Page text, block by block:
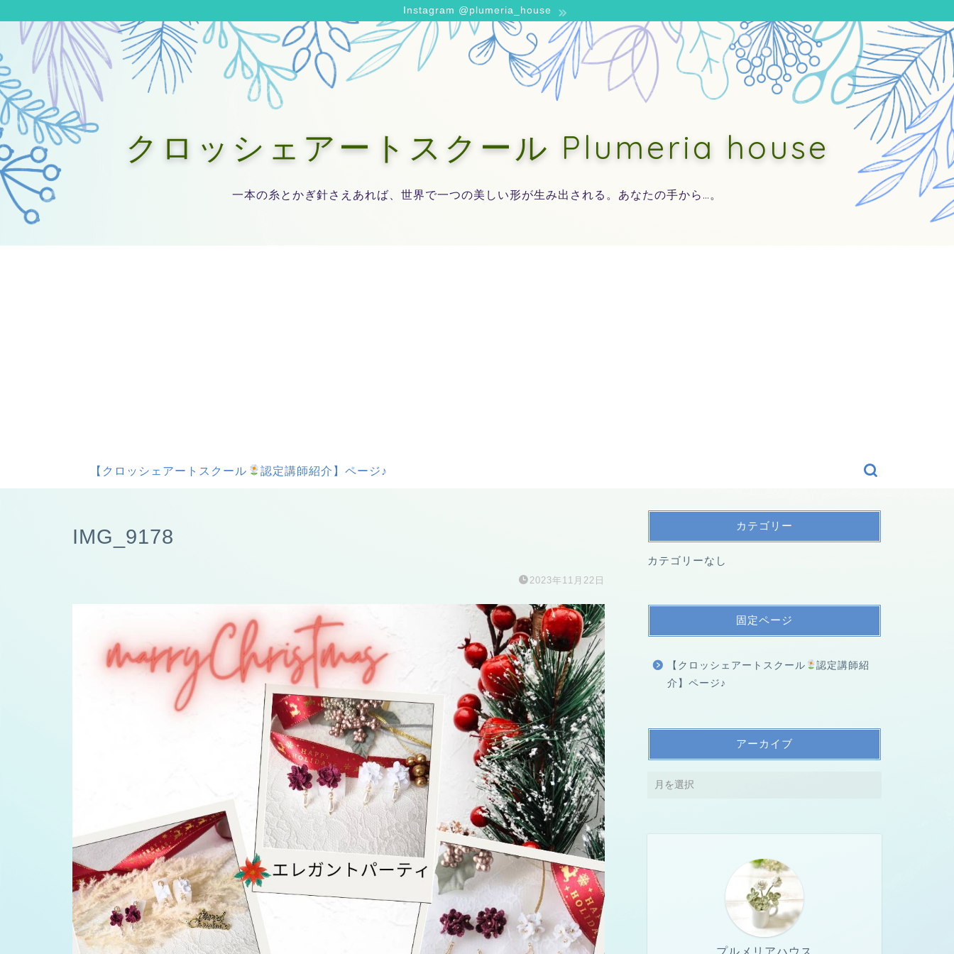
Instagram @plumeria_house
クロッシェアートスクール Plumeria house
一本の糸とかぎ針さえあれば、世界で一つの美しい形が生み出される。あなたの手から…。
【クロッシェアートスクール 認定講師紹介】ページ♪
IMG_9178
2023年11月22日
カテゴリー
カテゴリーなし
固定ページ
【クロッシェアートスクール
認定講師紹
介】ページ♪
アーカイブ
プルメリアハウス